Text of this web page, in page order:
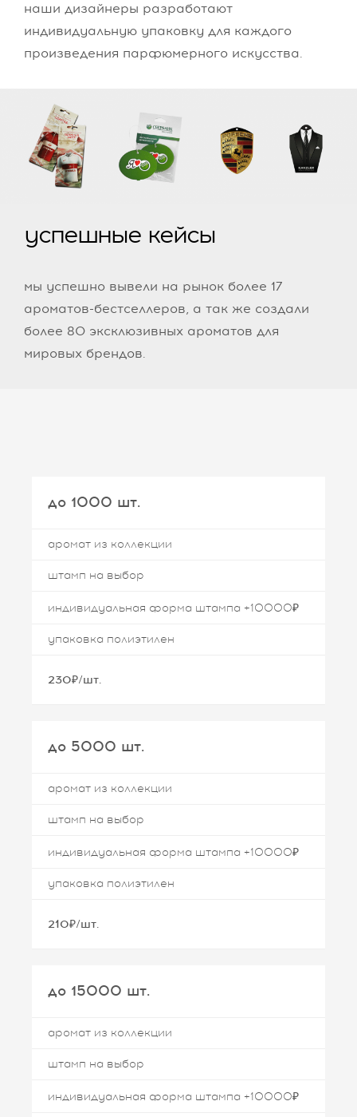
наши дизайнеры разработают
индивидуальную упаковку для каждого
произведения парфюмерного искусства.
успешные кейсы
мы успешно вывели на рынок более 17
ароматов-бестселлеров, а так же создали
более 80 эксклюзивных ароматов для
мировых брендов.
до 1000 шт.
аромат из коллекции
штамп на выбор
индивидуальная форма штампа +10000₽
упаковка полиэтилен
230₽/шт.
до 5000 шт.
аромат из коллекции
штамп на выбор
индивидуальная форма штампа +10000₽
упаковка полиэтилен
210₽/шт.
до 15000 шт.
аромат из коллекции
штамп на выбор
индивидуальная форма штампа +10000₽